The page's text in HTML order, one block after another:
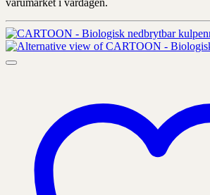
varumärket i vardagen.